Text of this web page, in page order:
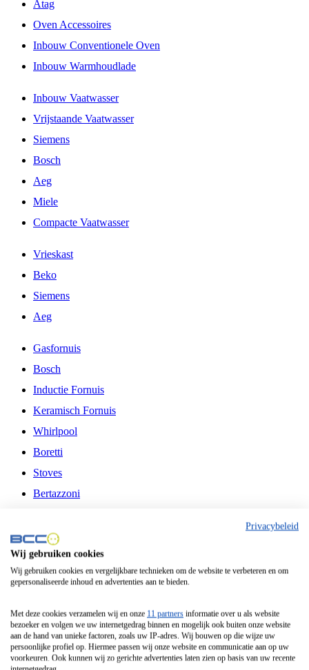
Atag
Oven Accessoires
Inbouw Conventionele Oven
Inbouw Warmhoudlade
Inbouw Vaatwasser
Vrijstaande Vaatwasser
Siemens
Bosch
Aeg
Miele
Compacte Vaatwasser
Vrieskast
Beko
Siemens
Aeg
Gasfornuis
Bosch
Inductie Fornuis
Keramisch Fornuis
Whirlpool
Boretti
Stoves
Bertazzoni
Fitelli
Airfryer
Frituurpan
Contactgrill
Broodbakmachine
Broodrooster
Privacybeleid
Wij gebruiken cookies
Wij gebruiken cookies en vergelijkbare technieken om de website te verbeteren en om
gepersonaliseerde inhoud en advertenties aan te bieden.
Met deze cookies verzamelen wij en onze 11 partners informatie over u als website
bezoeker en volgen we uw internetgedrag binnen en mogelijk ook buiten onze website
aan de hand van unieke factoren, zoals uw IP-adres. Wij bouwen op die wijze uw
persoonlijke profiel op. Hiermee passen wij onze website en communicatie aan op uw
voorkeuren. Ook kunnen wij zo gerichte advertenties laten zien op basis van uw recente